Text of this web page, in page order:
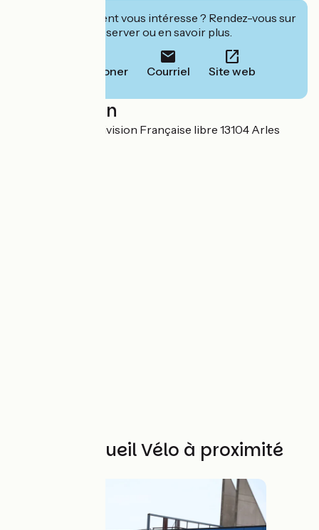
Cet établissement vous intéresse ? Rendez-vous sur
leur site pour réserver ou en savoir plus.
Téléphoner Courriel Site web
Localisation
Avenue de la 1er division Française libre 13104 Arles
Autres Accueil Vélo à proximité